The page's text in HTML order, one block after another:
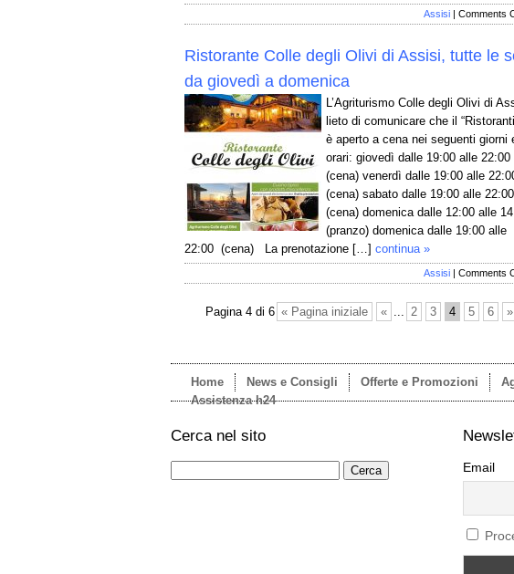
Assisi | Comments
Ristorante Colle degli Olivi di Assisi, tutte le
da giovedì a domenica
L’Agriturismo Colle degli Olivi di
lieto di comunicare che il
è aperto a cena nei seguenti giorni
orari: giovedì dalle 19:00 alle 22:00
(cena) venerdì dalle 19:00 alle
(cena) sabato dalle 19:00 alle 22:00
(cena) domenica dalle 12:00 alle
(pranzo) domenica dalle 19:00 alle
22:00 (cena) La prenotazione […] continua »
Assisi | Comments
Pagina 4 di 6 « Pagina iniziale « ... 2 3 4 5 6 »
Home News e Consigli Offerte e Promozioni
Assistenza h24
Cerca nel sito
Email